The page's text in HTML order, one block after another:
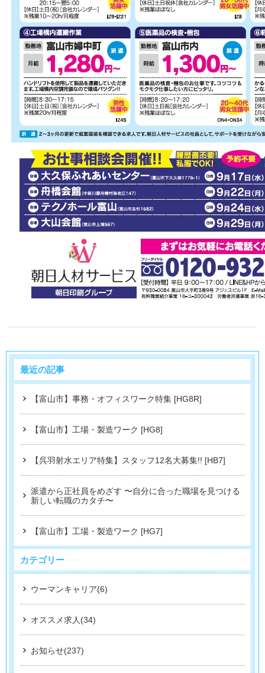
最近の記事
【富山市】事務・オフィスワーク特集 [HG8R]
【富山市】工場・製造ワーク [HG8]
【呉羽射水エリア特集】スタッフ12名大募集!! [HB7]
派遣から正社員をめざす 〜自分に合った職場を見つける
新しい転職のカタチ〜
【富山市】工場・製造ワーク [HG7]
カテゴリー
ウーマンキャリア(6)
オススメ求人(34)
お知らせ(237)